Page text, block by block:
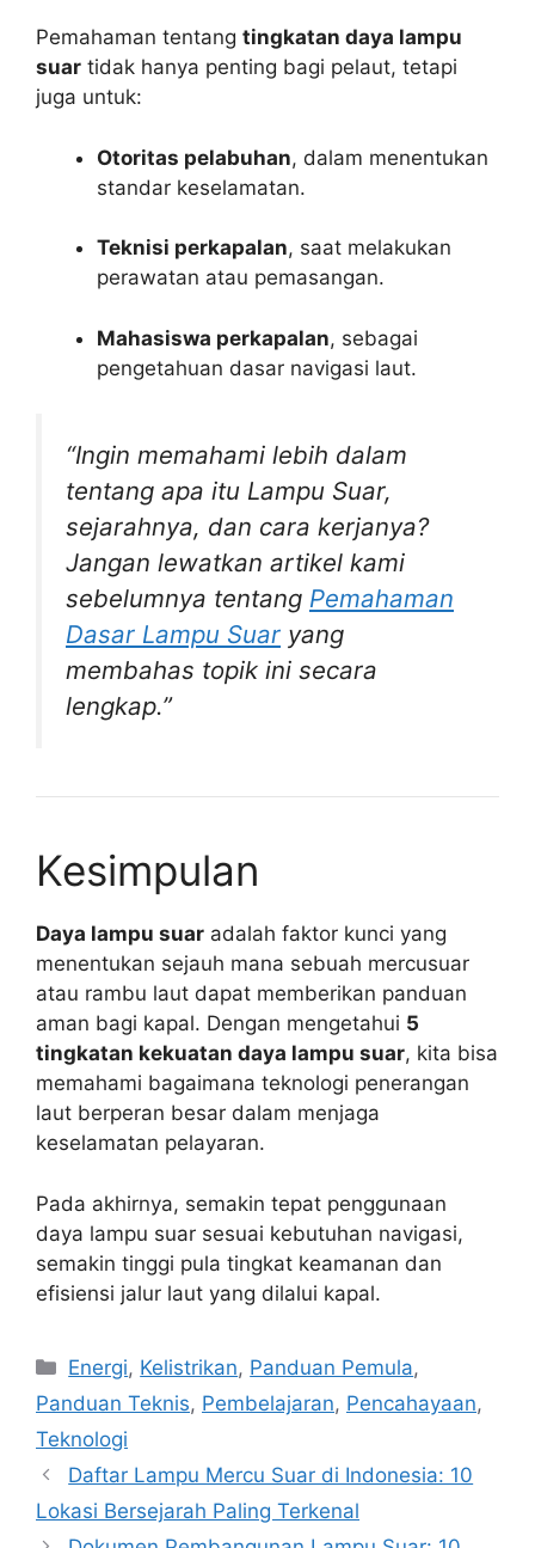
Pemahaman tentang tingkatan daya lampu
suar tidak hanya penting bagi pelaut, tetapi
juga untuk:
Otoritas pelabuhan, dalam menentukan
standar keselamatan.
Teknisi perkapalan, saat melakukan
perawatan atau pemasangan.
Mahasiswa perkapalan, sebagai
pengetahuan dasar navigasi laut.
“Ingin memahami lebih dalam
tentang apa itu Lampu Suar,
sejarahnya, dan cara kerjanya?
Jangan lewatkan artikel kami
sebelumnya tentang Pemahaman
Dasar Lampu Suar yang
membahas topik ini secara
lengkap.”
Kesimpulan
Daya lampu suar adalah faktor kunci yang
menentukan sejauh mana sebuah mercusuar
atau rambu laut dapat memberikan panduan
aman bagi kapal. Dengan mengetahui 5
tingkatan kekuatan daya lampu suar, kita bisa
memahami bagaimana teknologi penerangan
laut berperan besar dalam menjaga
keselamatan pelayaran.
Pada akhirnya, semakin tepat penggunaan
daya lampu suar sesuai kebutuhan navigasi,
semakin tinggi pula tingkat keamanan dan
efisiensi jalur laut yang dilalui kapal.
Categories
Energi, Kelistrikan, Panduan Pemula,
Panduan Teknis, Pembelajaran, Pencahayaan,
Teknologi
Daftar Lampu Mercu Suar di Indonesia: 10
Lokasi Bersejarah Paling Terkenal